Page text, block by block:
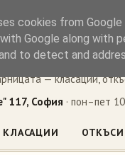
— класации,
117, София · пон–пет
КЛАСАЦИИ ОТКЪСИ
cookies from
Google along with
to detect and